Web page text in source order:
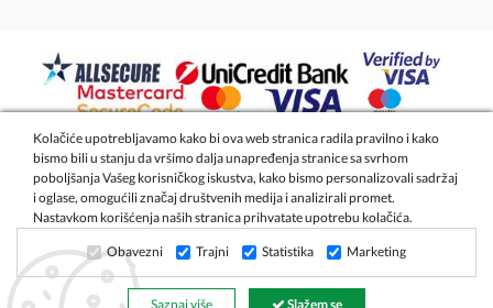
Filter
2026 - Apoteka Magistra Živanović
Kolačiće upotrebljavamo kako bi ova web stranica radila pravilno i kako
bismo bili u stanju da vršimo dalja unapređenja stranice sa svrhom
poboljšanja Vašeg korisničkog iskustva, kako bismo personalizovali sadržaj
i oglase, omogućili značaj društvenih medija i analizirali promet.
Nastavkom korišćenja naših stranica prihvatate upotrebu kolačića.
Obavezni Trajni Statistika Marketing
Saznaj više Slažem se